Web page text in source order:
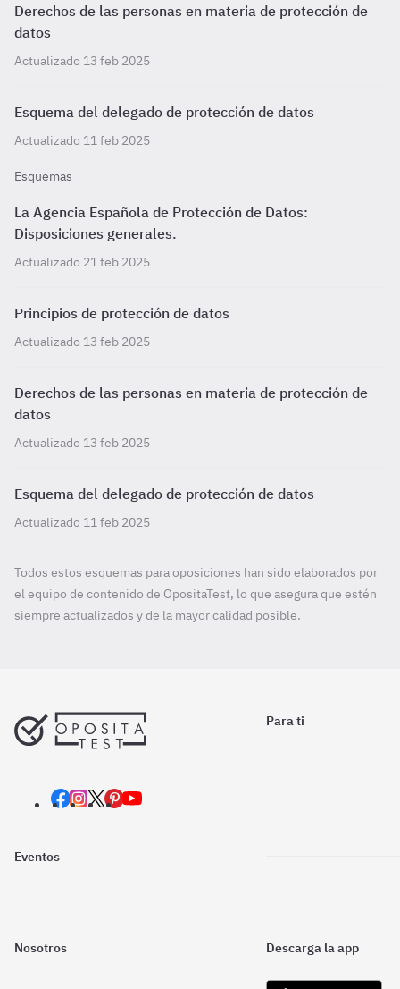
Derechos de las personas en materia de protección de
datos
Actualizado 13 feb 2025
Esquema del delegado de protección de datos
Actualizado 11 feb 2025
Esquemas
La Agencia Española de Protección de Datos:
Disposiciones generales.
Actualizado 21 feb 2025
Principios de protección de datos
Actualizado 13 feb 2025
Derechos de las personas en materia de protección de
datos
Actualizado 13 feb 2025
Esquema del delegado de protección de datos
Actualizado 11 feb 2025
Todos estos esquemas para oposiciones han sido elaborados por
el equipo de contenido de OpositaTest, lo que asegura que estén
siempre actualizados y de la mayor calidad posible.
Para ti
Eventos
Nosotros Descarga la app